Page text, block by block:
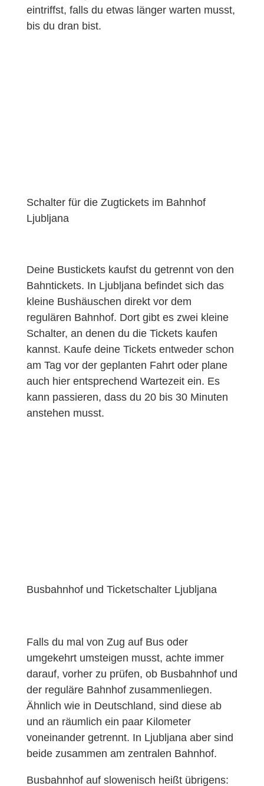
eintriffst, falls du etwas länger warten musst,
bis du dran bist.
Schalter für die Zugtickets im Bahnhof
Ljubljana
Deine Bustickets kaufst du getrennt von den
Bahntickets. In Ljubljana befindet sich das
kleine Bushäuschen direkt vor dem
regulären Bahnhof. Dort gibt es zwei kleine
Schalter, an denen du die Tickets kaufen
kannst. Kaufe deine Tickets entweder schon
am Tag vor der geplanten Fahrt oder plane
auch hier entsprechend Wartezeit ein. Es
kann passieren, dass du 20 bis 30 Minuten
anstehen musst.
Busbahnhof und Ticketschalter Ljubljana
Falls du mal von Zug auf Bus oder
umgekehrt umsteigen musst, achte immer
darauf, vorher zu prüfen, ob Busbahnhof und
der reguläre Bahnhof zusammenliegen.
Ähnlich wie in Deutschland, sind diese ab
und an räumlich ein paar Kilometer
voneinander getrennt. In Ljubljana aber sind
beide zusammen am zentralen Bahnhof.
Busbahnhof auf slowenisch heißt übrigens: